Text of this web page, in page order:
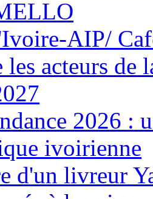
AIP/
les acteurs de
2026 :
ivoirienne
d'un livreur